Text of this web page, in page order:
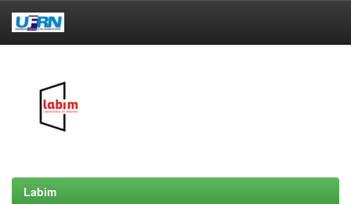
Labim